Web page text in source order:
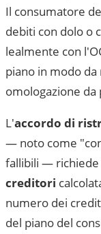
Il consumatore
debiti con dolo o
lealmente con
piano in modo
omologazione da
L'accordo di
— noto come
fallibili — richiede
creditori
numero dei
del piano del